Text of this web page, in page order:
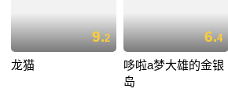
9.2
龙猫
6.4
哆啦a梦大雄的金银
岛